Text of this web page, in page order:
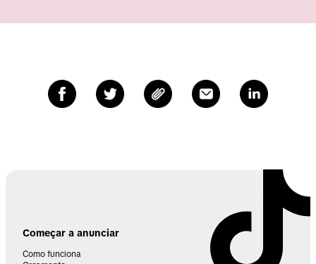
Começar a anunciar
Como funciona